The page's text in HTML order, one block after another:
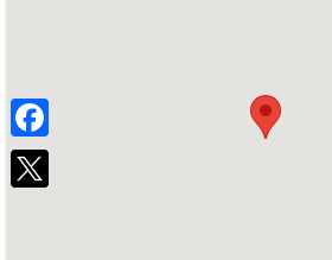
Facebook